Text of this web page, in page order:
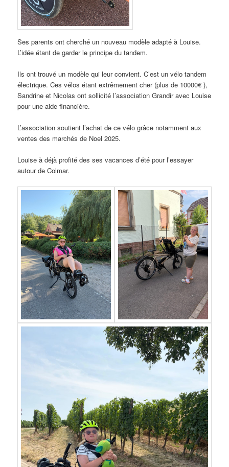
Ses parents ont cherché un nouveau modèle adapté à Louise.
L’idée étant de garder le principe du tandem.
Ils ont trouvé un modèle qui leur convient. C’est un vélo tandem
électrique. Ces vélos étant extrêmement cher (plus de 10000€ ),
Sandrine et Nicolas ont sollicité l’association Grandir avec Louise
pour une aide financière.
L’association soutient l’achat de ce vélo grâce notamment aux
ventes des marchés de Noel 2025.
Louise à déjà profité des ses vacances d’été pour l’essayer
autour de Colmar.